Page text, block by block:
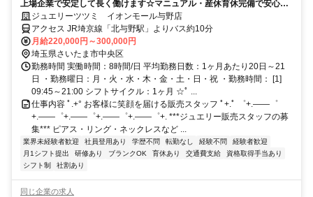
上場企業で安定して長く働けます☆マニュアル・産休育休完備で安心☆
年休119日☆残業月5h◎
ジュエリーツツミ イオンモール与野店
アクセス JR埼京線「北与野駅」よりバス約10分
月給220,000円～300,000円
埼玉県さいたま市中央区
勤務時間 実働時間：8時間/日 平均勤務日数：1ヶ月あたり20日～21
日 ・勤務曜日：月・火・水・木・金・土・日・祝 ・勤務時間： [1]
09:45～21:00 シフトサイクル：1ヶ月 ☆ﾟ ...
仕事内容 ﾟ.+° お客様に笑顔を届ける販売スタッフ ﾟ+.ﾟ ゜+.――゜
+.――゜+.――゜+.――゜+.――゜+. ***ジュエリー販売スタッフの募
集*** ピアス・リング・ネックレスなど ...
業界未経験者歓迎 社員登用あり 学歴不問 転勤なし 経験不問
経験者歓迎
月1シフト提出
研修あり ブランクOK 育休あり 交通費支給
資格取得手当あり
シフト制
社割あり
同じ企業の求人